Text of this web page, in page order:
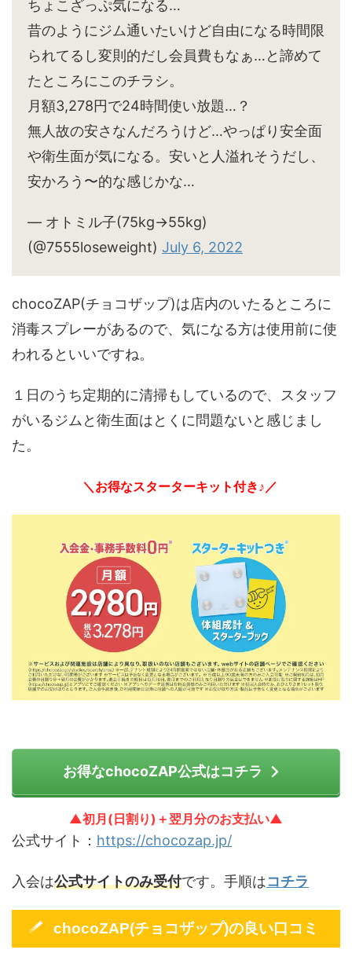
ちょこざっぷ気になる…
昔のようにジム通いたいけど自由になる時間限
られてるし変則的だし会員費もなぁ…と諦めて
たところにこのチラシ。
月額3,278円で24時間使い放題…？
無人故の安さなんだろうけど…やっぱり安全面
や衛生面が気になる。安いと人溢れそうだし、
安かろう〜的な感じかな…
— オトミル子(75kg→55kg)
(@7555loseweight) July 6, 2022
chocoZAP(チョコザップ)は店内のいたるところに
消毒スプレーがあるので、気になる方は使用前に使
われるといいですね。
１日のうち定期的に清掃もしているので、スタッフ
がいるジムと衛生面はとくに問題ないと感じまし
た。
＼お得なスターターキット付き♪／
お得なchocoZAP公式はコチラ
▲初月(日割り)＋翌月分のお支払い▲
公式サイト： https://chocozap.jp/
入会は公式サイトのみ受付です。手順はコチラ
chocoZAP(チョコザップ)の良い口コミ